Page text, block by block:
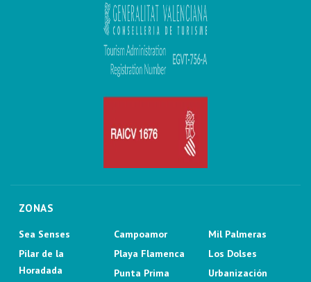
ZONAS
Sea Senses
Pilar de la
Horadada
Campoamor
Playa Flamenca
Punta Prima
Mil Palmeras
Los Dolses
Urbanización